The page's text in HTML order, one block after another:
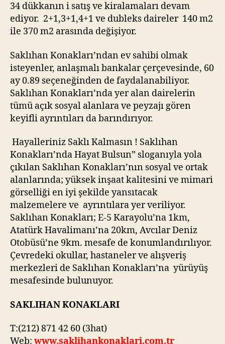
34 dükkanın i satış ve kiralamaları devam
ediyor. 2+1,3+1,4+1 ve dubleks daireler 140 m2
ile 370 m2 arasında değişiyor.
Saklıhan Konakları’ndan ev sahibi olmak
isteyenler, anlaşmalı bankalar çerçevesinde, 60
ay 0.89 seçeneğinden de faydalanabiliyor.
Saklıhan Konakları’nda yer alan dairelerin
tümü açık sosyal alanlara ve peyzajı gören
keyifli ayrıntıları da barındırıyor.
Hayalleriniz Saklı Kalmasın ! Saklıhan
Konakları’nda Hayat Bulsun” sloganıyla yola
çıkılan Saklıhan Konakları’nın sosyal ve ortak
alanlarında; yüksek inşaat kalitesini ve mimari
görselliği en iyi şekilde yansıtacak
malzemelere ve ayrıntılara yer veriliyor.
Saklıhan Konakları; E-5 Karayolu’na 1km,
Atatürk Havalimanı’na 20km, Avcılar Deniz
Otobüsü’ne 9km. mesafe de konumlandırılıyor.
Çevredeki okullar, hastaneler ve alışveriş
merkezleri de Saklıhan Konakları’na yürüyüş
mesafesinde bulunuyor.
SAKLIHAN KONAKLARI
T:(212) 871 42 60 (3hat)
Web: www.saklihankonaklari.com.tr